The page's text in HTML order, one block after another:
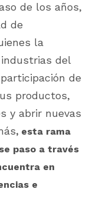
de los años,
de
la
del
de
productos,
y abrir nuevas
, esta rama
paso a través
en
e